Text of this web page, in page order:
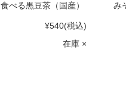
食べる黒豆茶（国産）
¥540(税込)
在庫 ×
み